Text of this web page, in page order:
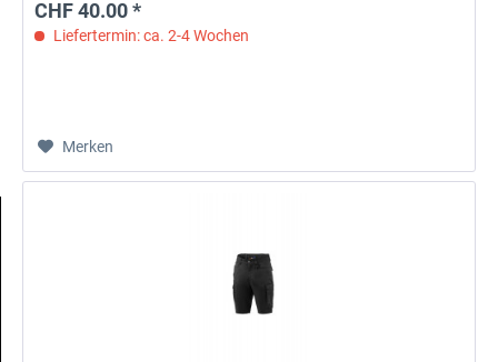
CHF 40.00 *
Liefertermin: ca. 2-4 Wochen
Merken